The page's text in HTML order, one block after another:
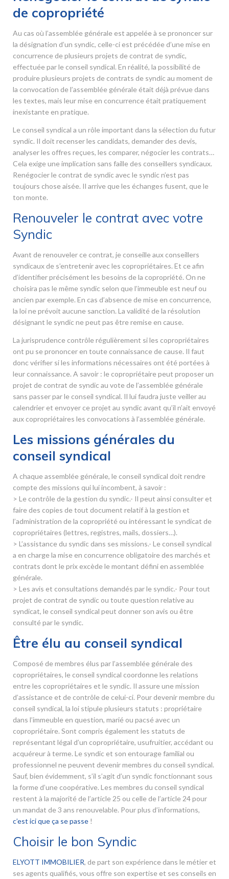
de copropriété
Au cas où l’assemblée générale est appelée à se prononcer sur
la désignation d’un syndic, celle-ci est précédée d’une mise en
concurrence de plusieurs projets de contrat de syndic,
effectuée par le conseil syndical. En réalité, la possibilité de
produire plusieurs projets de contrats de syndic au moment de
la convocation de l’assemblée générale était déjà prévue dans
les textes, mais leur mise en concurrence était pratiquement
inexistante en pratique.
Le conseil syndical a un rôle important dans la sélection du futur
syndic. Il doit recenser les candidats, demander des devis,
analyser les offres reçues, les comparer, négocier les contrats…
Cela exige une implication sans faille des conseillers syndicaux.
Renégocier le contrat de syndic avec le syndic n’est pas
toujours chose aisée. Il arrive que les échanges fusent, que le
ton monte.
Renouveler le contrat avec votre
Syndic
Avant de renouveler ce contrat, je conseille aux conseillers
syndicaux de s’entretenir avec les copropriétaires. Et ce afin
d’identifier précisément les besoins de la copropriété. On ne
choisira pas le même syndic selon que l’immeuble est neuf ou
ancien par exemple. En cas d’absence de mise en concurrence,
la loi ne prévoit aucune sanction. La validité de la résolution
désignant le syndic ne peut pas être remise en cause.
La jurisprudence contrôle régulièrement si les copropriétaires
ont pu se prononcer en toute connaissance de cause. Il faut
donc vérifier si les informations nécessaires ont été portées à
leur connaissance. A savoir : le copropriétaire peut proposer un
projet de contrat de syndic au vote de l’assemblée générale
sans passer par le conseil syndical. Il lui faudra juste veiller au
calendrier et envoyer ce projet au syndic avant qu’il n’ait envoyé
aux copropriétaires les convocations à l’assemblée générale.
Les missions générales du
conseil syndical
A chaque assemblée générale, le conseil syndical doit rendre
compte des missions qui lui incombent, à savoir :
> Le contrôle de la gestion du syndic.- Il peut ainsi consulter et
faire des copies de tout document relatif à la gestion et
l’administration de la copropriété ou intéressant le syndicat de
copropriétaires (lettres, registres, mails, dossiers…).
> L’assistance du syndic dans ses missions.- Le conseil syndical
a en charge la mise en concurrence obligatoire des marchés et
contrats dont le prix excède le montant défini en assemblée
générale.
> Les avis et consultations demandés par le syndic.- Pour tout
projet de contrat de syndic ou toute question relative au
syndicat, le conseil syndical peut donner son avis ou être
consulté par le syndic.
Être élu au conseil syndical
Composé de membres élus par l’assemblée générale des
copropriétaires, le conseil syndical coordonne les relations
entre les copropriétaires et le syndic. Il assure une mission
d’assistance et de contrôle de celui-ci. Pour devenir membre du
conseil syndical, la loi stipule plusieurs statuts : propriétaire
dans l’immeuble en question, marié ou pacsé avec un
copropriétaire. Sont compris également les statuts de
représentant légal d’un copropriétaire, usufruitier, accédant ou
acquéreur à terme. Le syndic et son entourage familial ou
professionnel ne peuvent devenir membres du conseil syndical.
Sauf, bien évidemment, s’il s’agit d’un syndic fonctionnant sous
la forme d’une coopérative. Les membres du conseil syndical
restent à la majorité de l’article 25 ou celle de l’article 24 pour
un mandat de 3 ans renouvelable. Pour plus d’informations,
c’est ici que ça se passe !
Choisir le bon Syndic
ELYOTT IMMOBILIER, de part son expérience dans le métier et
ses agents qualifiés, vous offre son expertise et ses conseils en